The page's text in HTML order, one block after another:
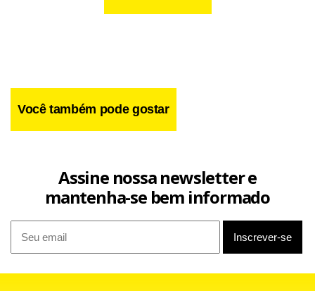
Facebook
WhatsApp
LinkedIn
Twitter
X
Você também pode gostar
Assine nossa newsletter e
mantenha-se bem informado